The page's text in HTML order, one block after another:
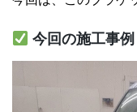
今回の施工事